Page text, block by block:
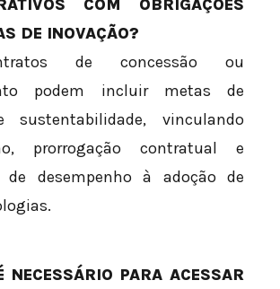
COM OBRIGAÇÕES
DE INOVAÇÃO?
de concessão ou
podem incluir metas de
sustentabilidade, vinculando
prorrogação contratual e
de desempenho à adoção de
NECESSÁRIO PARA ACESSAR